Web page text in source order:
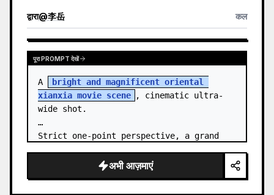
द्वारा@李岳 कल
पूरा PROMPT देखें
A
bright and magnificent oriental
xianxia movie scene
, cinematic ultra-
wide shot.
Strict one-point perspective, a grand
golden jade, passing through the sea of
clouds from the bottom…
अभी आज़माएं